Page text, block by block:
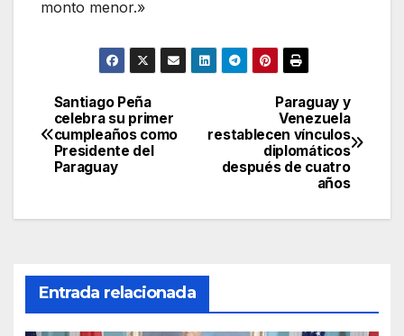
monto menor.»
Navegación
de
entradas
Paraguay y
Venezuela
restablecen vínculos
diplomáticos
después de cuatro
años
Santiago Peña
celebra su primer
cumpleaños como
Presidente del
Paraguay
Entrada relacionada